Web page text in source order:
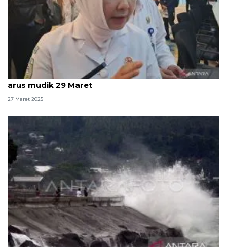
BMKG: Waspadai potensi pasang maksimum pada
arus mudik 29 Maret
27 Maret 2025